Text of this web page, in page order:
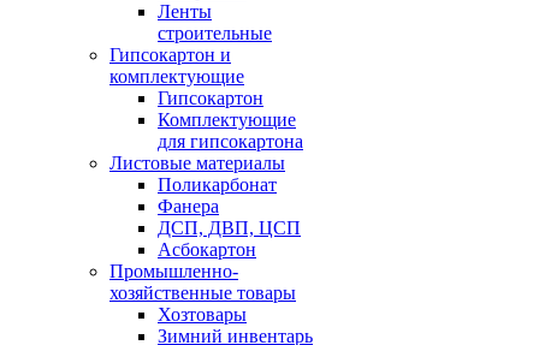
Ленты
строительные
Гипсокартон и
комплектующие
Гипсокартон
Комплектующие
для гипсокартона
Листовые материалы
Поликарбонат
Фанера
ДСП, ДВП, ЦСП
Асбокартон
Промышленно-
хозяйственные товары
Хозтовары
Зимний инвентарь